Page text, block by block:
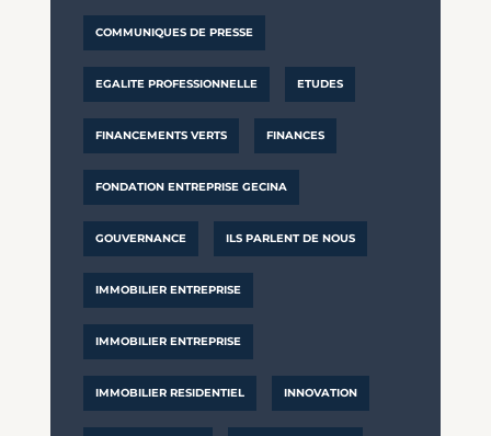
COMMUNIQUES DE PRESSE
EGALITE PROFESSIONNELLE ETUDES
FINANCEMENTS VERTS FINANCES
FONDATION ENTREPRISE GECINA
GOUVERNANCE ILS PARLENT DE NOUS
IMMOBILIER ENTREPRISE
IMMOBILIER ENTREPRISE
IMMOBILIER RESIDENTIEL INNOVATION